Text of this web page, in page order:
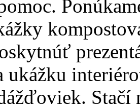
ukážku